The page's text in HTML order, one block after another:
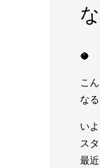
🥥
こ
な
い
ス
最